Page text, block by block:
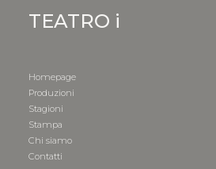
TEATRO i
Homepage
Produzioni
Stagioni
Stampa
Chi siamo
Contatti